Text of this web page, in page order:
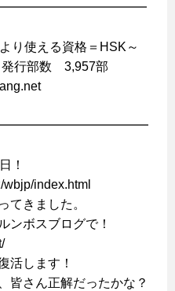
り使える資格＝HSK～
発行部数 3,957部
！
index.html
てきました。
ンボスブログで！
活します！
皆さん正解だったかな？